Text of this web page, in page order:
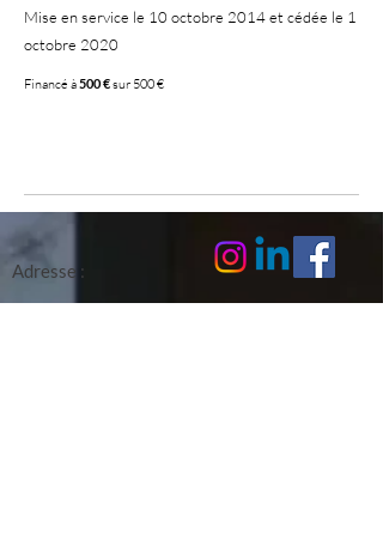
Financé à500 €sur 500 €
Mise en service le 10 octobre 2014 et cédée le 1
octobre 2020
Adresse :